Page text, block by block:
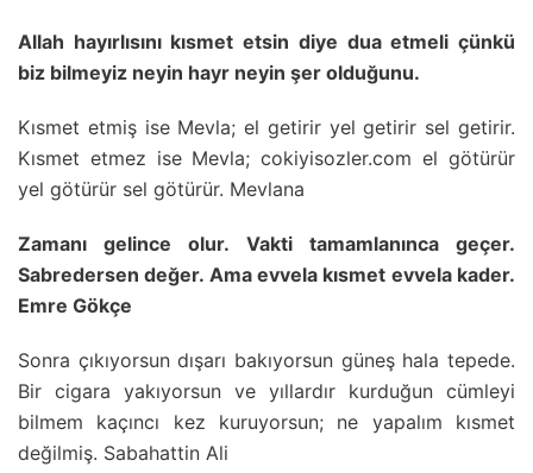
Allah hayırlısını kısmet etsin diye dua etmeli çünkü
biz bilmeyiz neyin hayr neyin şer olduğunu.
Kısmet etmiş ise Mevla; el getirir yel getirir sel getirir.
Kısmet etmez ise Mevla; cokiyisozler.com el götürür
yel götürür sel götürür. Mevlana
Zamanı gelince olur. Vakti tamamlanınca geçer.
Sabredersen değer. Ama evvela kısmet evvela kader.
Emre Gökçe
Sonra çıkıyorsun dışarı bakıyorsun güneş hala tepede.
Bir cigara yakıyorsun ve yıllardır kurduğun cümleyi
bilmem kaçıncı kez kuruyorsun; ne yapalım kısmet
değilmiş. Sabahattin Ali